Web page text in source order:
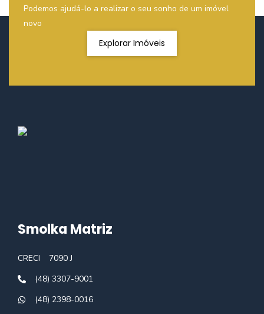
Podemos ajudá-lo a realizar o seu sonho de um imóvel
novo
Explorar Imóveis
Smolka Matriz
CRECI
7090 J
(48) 3307-9001
(48) 2398-0016